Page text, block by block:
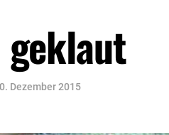
geklaut
Dezember 2015